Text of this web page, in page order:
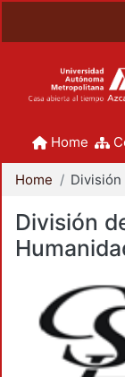
Home
Home
División